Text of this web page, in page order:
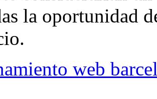
la oportunidad
web